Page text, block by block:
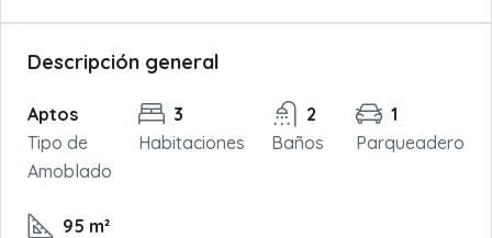
Descripción general
Aptos
Tipo de
Amoblado
3
Habitaciones
2
Baños
1
Parqueadero
95 m²